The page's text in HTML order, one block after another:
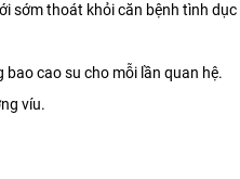
sớm thoát khỏi căn bệnh tình dục
cao su cho mỗi lần quan hệ.
víu.